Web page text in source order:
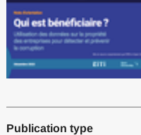
Publication type